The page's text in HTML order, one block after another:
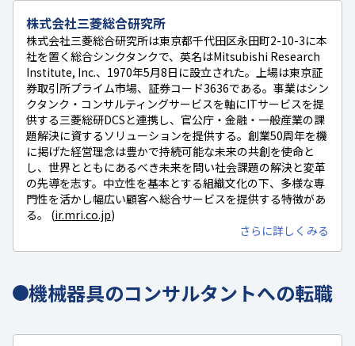
株式会社三菱総合研究所
株式会社三菱総合研究所は東京都千代田区永田町2-10-3に本
社を置く総合シンクタンクで、英名はMitsubishi Research
Institute, Inc.、1970年5月8日に設立された。上場は東京証
券取引所プライム市場、証券コード3636である。事業はシン
クタンク・コンサルティングサービスを軸にITサービスを提
供する三菱総研DCSと連携し、官公庁・金融・一般産業の課
題解決に資するソリューションを提供する。創業50周年を機
に掲げた経営理念は豊かで持続可能な未来の共創を使命と
し、世界とともにあるべき未来を問い社会課題の解決と変革
の先導を志す。中立性を基本とする組織文化の下、多様な専
門性を活かし幅広い顧客へ総合サービスを提供する特徴があ
る。 (ir.mri.co.jp)
さらに詳しくみる
機械器具のコンサルタントへの転職